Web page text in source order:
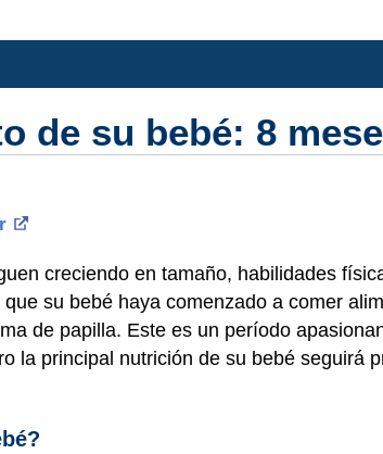
de su bebé: 8
creciendo en tamaño, habilidades
su bebé haya comenzado a comer
de papilla. Este es un período
la principal nutrición de su bebé seguirá